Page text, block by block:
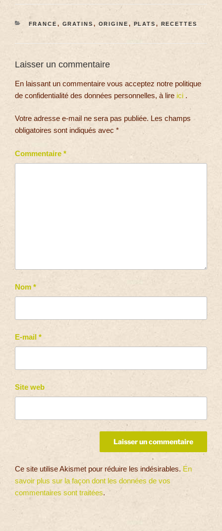
FRANCE , GRATINS , ORIGINE , PLATS , RECETTES
Laisser un commentaire
En laissant un commentaire vous acceptez notre politique
de confidentialité des données personnelles, à lire ici .
Votre adresse e-mail ne sera pas publiée. Les champs
obligatoires sont indiqués avec *
Commentaire *
Nom *
E-mail *
Site web
Ce site utilise Akismet pour réduire les indésirables. En
savoir plus sur la façon dont les données de vos
commentaires sont traitées.